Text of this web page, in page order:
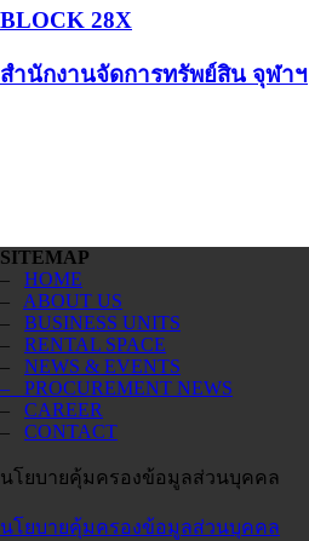
BLOCK 28X
สำนักงานจัดการทรัพย์สิน จุฬาฯ
SITEMAP
– HOME
– ABOUT US
– BUSINESS UNITS
– RENTAL SPACE
– NEWS & EVENTS
– PROCUREMENT NEWS
– CAREER
– CONTACT
นโยบายคุ้มครองข้อมูลส่วนบุคคล
นโยบายคุ้มครองข้อมูลส่วนบุคคล